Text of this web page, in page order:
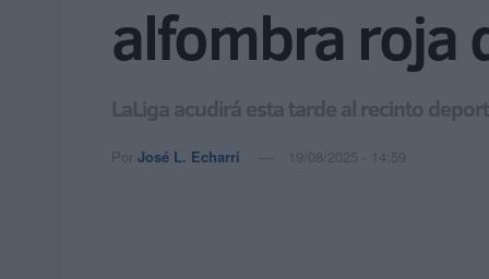
alfombra roja
LaLiga acudirá esta tarde al recinto
Por José L. Echarri 19/08/2025 - 14:59